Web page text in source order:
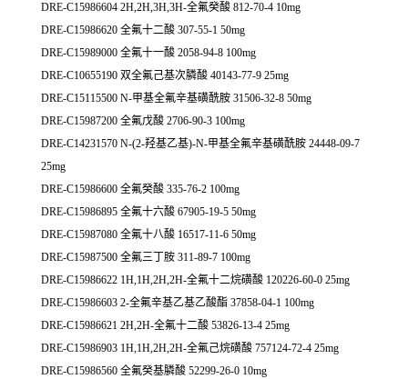
DRE-C15986604 2H,2H,3H,3H-全氟癸酸 812-70-4 10mg
DRE-C15986620 全氟十二酸 307-55-1 50mg
DRE-C15989000 全氟十一酸 2058-94-8 100mg
DRE-C10655190 双全氟己基次膦酸 40143-77-9 25mg
DRE-C15115500 N-甲基全氟辛基磺酰胺 31506-32-8 50mg
DRE-C15987200 全氟戊酸 2706-90-3 100mg
DRE-C14231570 N-(2-羟基乙基)-N-甲基全氟辛基磺酰胺 24448-09-7
25mg
DRE-C15986600 全氟癸酸 335-76-2 100mg
DRE-C15986895 全氟十六酸 67905-19-5 50mg
DRE-C15987080 全氟十八酸 16517-11-6 50mg
DRE-C15987500 全氟三丁胺 311-89-7 100mg
DRE-C15986622 1H,1H,2H,2H-全氟十二烷磺酸 120226-60-0 25mg
DRE-C15986603 2-全氟辛基乙基乙酸酯 37858-04-1 100mg
DRE-C15986621 2H,2H-全氟十二酸 53826-13-4 25mg
DRE-C15986903 1H,1H,2H,2H-全氟己烷磺酸 757124-72-4 25mg
DRE-C15986560 全氟癸基膦酸 52299-26-0 10mg